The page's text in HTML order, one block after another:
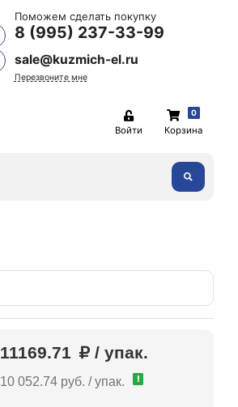
Поможем сделать покупку
8 (995) 237-33-99
sale@kuzmich-el.ru
Перезвоните мне
Войти
0
Корзина
11169.71 / упак.
10 052.74 руб. / упак. !